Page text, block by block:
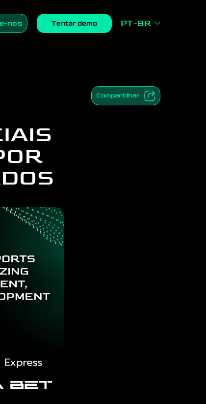
nos Tentar demo PT-BR
Compartilhar